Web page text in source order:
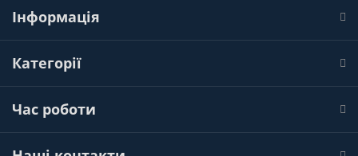
Інформація
Категорії
Час роботи